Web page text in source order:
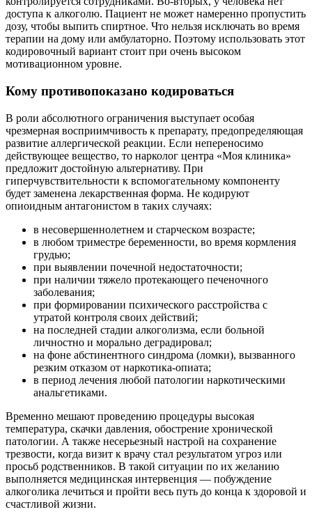
доступа к алкоголю. Пациент не может намеренно пропустить
дозу, чтобы выпить спиртное. Что нельзя исключать во время
терапии на дому или амбулаторно. Поэтому использовать этот
кодировочный вариант стоит при очень высоком
мотивационном уровне.
Кому противопоказано кодироваться
В роли абсолютного ограничения выступает особая
чрезмерная восприимчивость к препарату, предопределяющая
развитие аллергической реакции. Если непереносимо
действующее вещество, то нарколог центра «Моя клиника»
предложит достойную альтернативу. При
гиперчувствительности к вспомогательному компоненту
будет заменена лекарственная форма. Не кодируют
опиоидным антагонистом в таких случаях:
в несовершеннолетнем и старческом возрасте;
в любом триместре беременности, во время кормления
грудью;
при выявлении почечной недостаточности;
при наличии тяжело протекающего печеночного
заболевания;
при формировании психического расстройства с
утратой контроля своих действий;
на последней стадии алкоголизма, если больной
личностно и морально деградировал;
на фоне абстинентного синдрома (ломки), вызванного
резким отказом от наркотика-опиата;
в период лечения любой патологии наркотическими
анальгетиками.
Временно мешают проведению процедуры высокая
температура, скачки давления, обострение хронической
патологии. А также несерьезный настрой на сохранение
трезвости, когда визит к врачу стал результатом угроз или
просьб родственников. В такой ситуации по их желанию
выполняется медицинская интервенция — побуждение
алкоголика лечиться и пройти весь путь до конца к здоровой и
счастливой жизни.